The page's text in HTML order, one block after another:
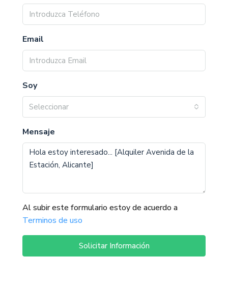
Email
Soy
Seleccionar
Mensaje
Al subir este formulario estoy de acuerdo a
Terminos de uso
Solicitar Información